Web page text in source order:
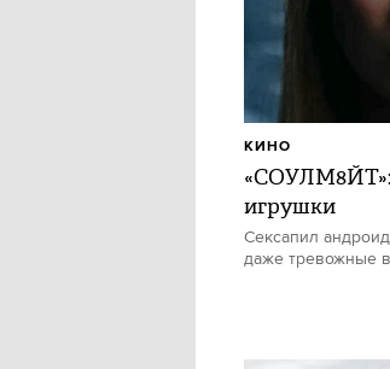
игрушки
Сексапил
даже тревожные
КИНО